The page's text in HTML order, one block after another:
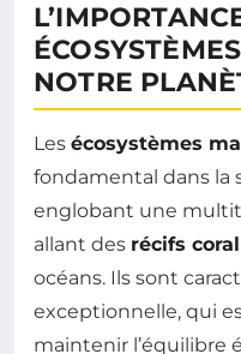
NOTRE
Les écosystèmes
fondamental dans la
englobant une
allant des récifs
océans. Ils sont
exceptionnelle, qui
maintenir l’équilibre